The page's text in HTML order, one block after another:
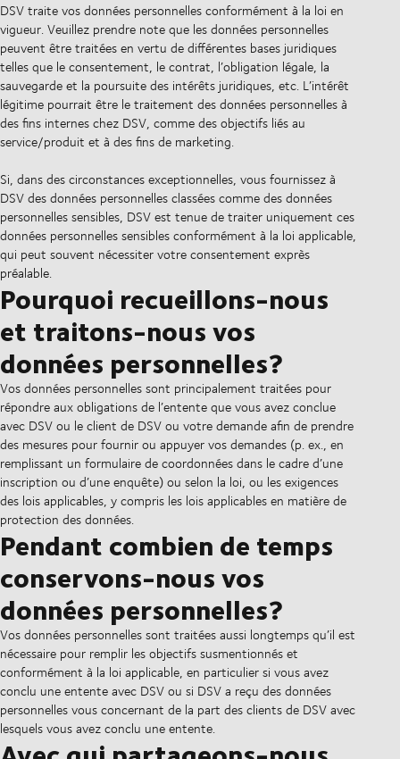
DSV traite vos données personnelles conformément à la loi en
vigueur. Veuillez prendre note que les données personnelles
peuvent être traitées en vertu de différentes bases juridiques
telles que le consentement, le contrat, l’obligation légale, la
sauvegarde et la poursuite des intérêts juridiques, etc. L’intérêt
légitime pourrait être le traitement des données personnelles à
des fins internes chez DSV, comme des objectifs liés au
service/produit et à des fins de marketing.
Si, dans des circonstances exceptionnelles, vous fournissez à
DSV des données personnelles classées comme des données
personnelles sensibles, DSV est tenue de traiter uniquement ces
données personnelles sensibles conformément à la loi applicable,
qui peut souvent nécessiter votre consentement exprès
préalable.
Pourquoi recueillons-nous
et traitons-nous vos
données personnelles?
Vos données personnelles sont principalement traitées pour
répondre aux obligations de l’entente que vous avez conclue
avec DSV ou le client de DSV ou votre demande afin de prendre
des mesures pour fournir ou appuyer vos demandes (p. ex., en
remplissant un formulaire de coordonnées dans le cadre d’une
inscription ou d’une enquête) ou selon la loi, ou les exigences
des lois applicables, y compris les lois applicables en matière de
protection des données.
Pendant combien de temps
conservons-nous vos
données personnelles?
Vos données personnelles sont traitées aussi longtemps qu’il est
nécessaire pour remplir les objectifs susmentionnés et
conformément à la loi applicable, en particulier si vous avez
conclu une entente avec DSV ou si DSV a reçu des données
personnelles vous concernant de la part des clients de DSV avec
lesquels vous avez conclu une entente.